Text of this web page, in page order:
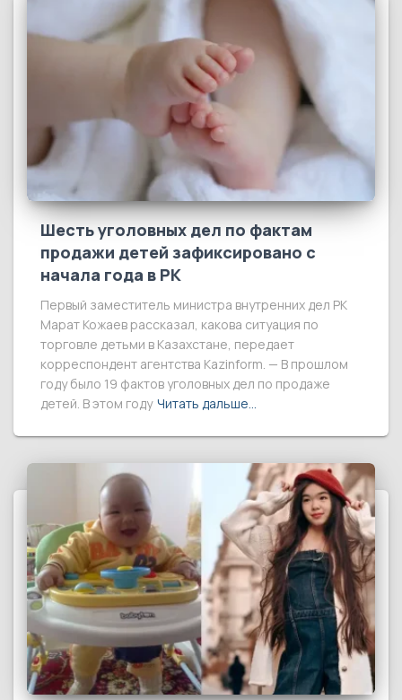
Шесть уголовных дел по фактам
продажи детей зафиксировано с
начала года в РК
Первый заместитель министра внутренних дел РК
Марат Кожаев рассказал, какова ситуация по
торговле детьми в Казахстане, передает
корреспондент агентства Kazinform. — В прошлом
году было 19 фактов уголовных дел по продаже
детей. В этом году Читать дальше…